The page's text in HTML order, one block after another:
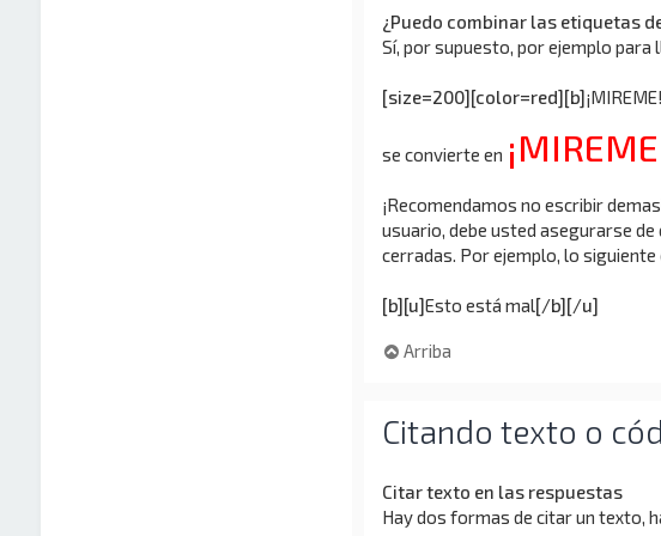
¿Puedo combinar las etiquetas
Sí, por supuesto, por ejemplo para
[size=200][color=red][b]¡MIREME!
se convierte en
¡Recomendamos no escribir
usuario, debe usted asegurarse
cerradas. Por ejemplo, lo
[b][u]Esto está mal[/b][/u]
Arriba
Citando texto o
Citar texto en las respuestas
Hay dos formas de citar un texto,